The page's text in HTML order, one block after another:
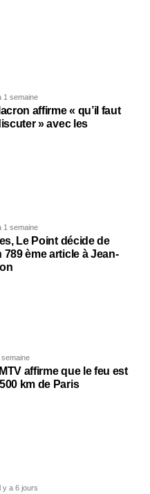
1 semaine
affirme « qu’il faut
» avec les
1 semaine
Le Point décide de
ème article à Jean-
semaine
affirme que le feu est
km de Paris
y a 6 jours